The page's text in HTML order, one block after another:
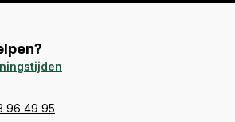
96 49 95